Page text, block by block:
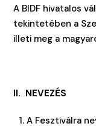
A BIDF hivatalos
tekintetében a
illeti meg a
II. NEVEZÉS
A Fesztiválra